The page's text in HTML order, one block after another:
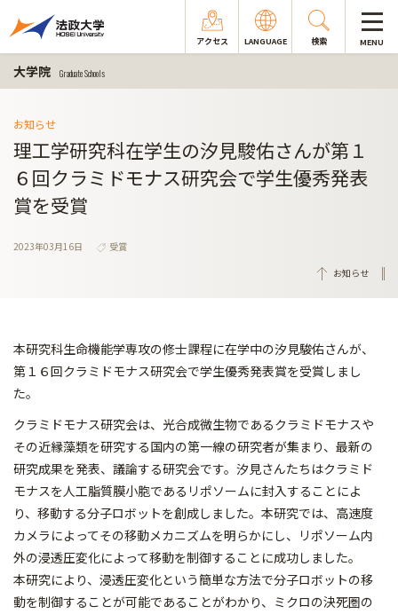
アクセス LANGUAGE 検索 MENU
大学院 Graduate Schools
お知らせ
理工学研究科在学生の汐見駿佑さんが第１
６回クラミドモナス研究会で学生優秀発表
賞を受賞
2023年03月16日
受賞
お知らせ
本研究科生命機能学専攻の修士課程に在学中の汐見駿佑さんが、
第１６回クラミドモナス研究会で学生優秀発表賞を受賞しまし
た。
クラミドモナス研究会は、光合成微生物であるクラミドモナスや
その近縁藻類を研究する国内の第一線の研究者が集まり、最新の
研究成果を発表、議論する研究会です。汐見さんたちはクラミド
モナスを人工脂質膜小胞であるリポソームに封入することによ
り、移動する分子ロボットを創成しました。本研究では、高速度
カメラによってその移動メカニズムを明らかにし、リポソーム内
外の浸透圧変化によって移動を制御することに成功しました。
本研究により、浸透圧変化という簡単な方法で分子ロボットの移
動を制御することが可能であることがわかり、ミクロの決死圏の